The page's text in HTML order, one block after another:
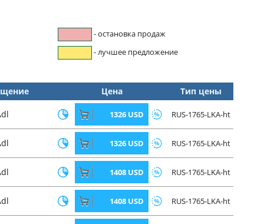
- остановка продаж
- лучшее предложение
Цена Тип цены
1326 USD RUS-1765-LKA-ht
1326 USD RUS-1765-LKA-ht
1408 USD RUS-1765-LKA-ht
1408 USD RUS-1765-LKA-ht